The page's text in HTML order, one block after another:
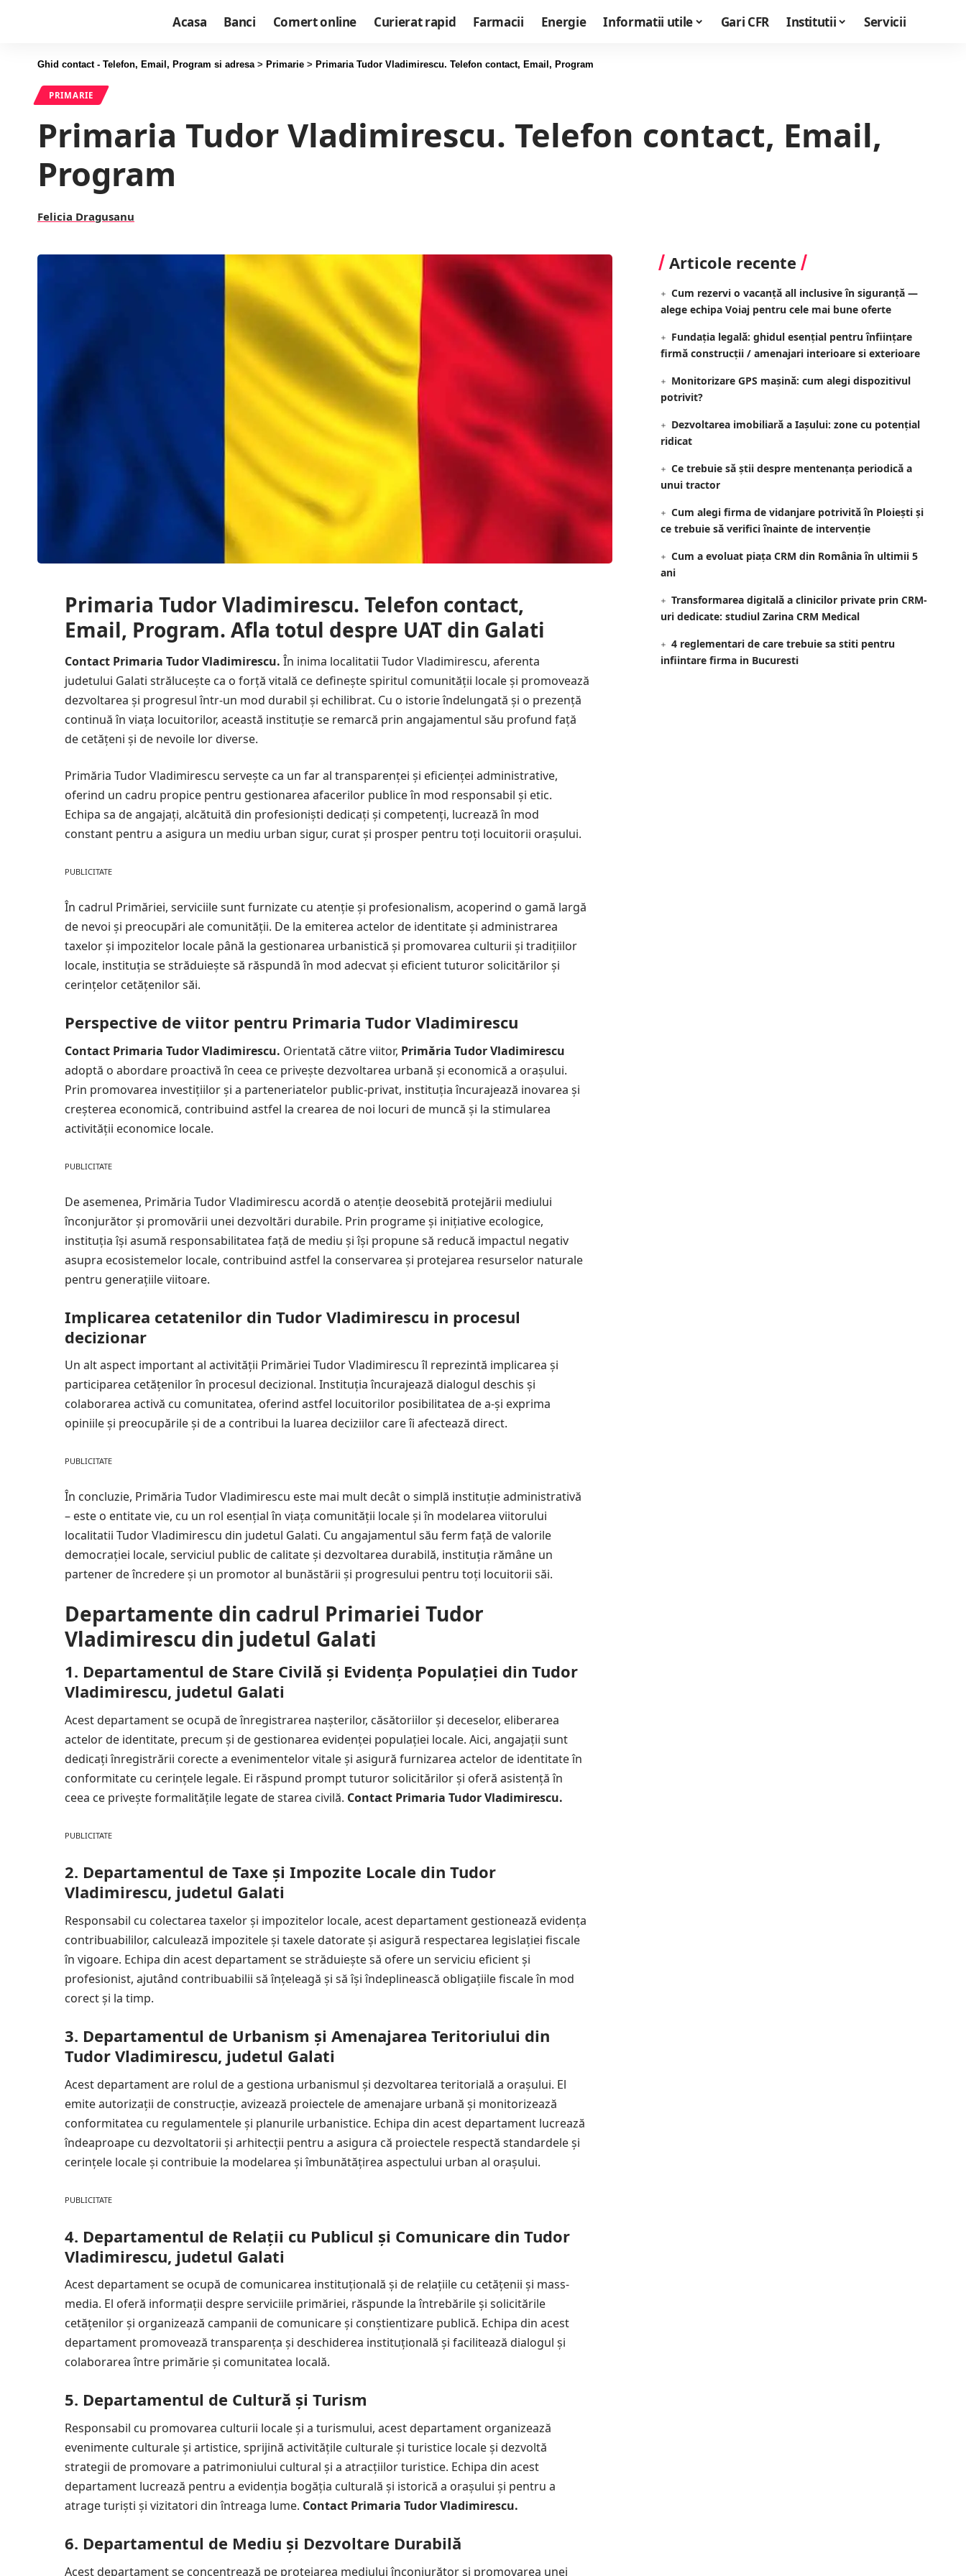
Acasa Banci Comert online Curierat rapid Farmacii Energie Informatii utile Gari CFR Institutii Servicii
Ghid contact - Telefon, Email, Program si adresa> Primarie > Primaria Tudor Vladimirescu. Telefon contact, Email, Program
PRIMARIE
Primaria Tudor Vladimirescu. Telefon contact, Email,
Program
Felicia Dragusanu
Primaria Tudor Vladimirescu. Telefon contact,
Email, Program. Afla totul despre UAT din Galati
Contact Primaria Tudor Vladimirescu. În inima localitatii Tudor Vladimirescu, aferenta
judetului Galati strălucește ca o forță vitală ce definește spiritul comunității locale și promovează
dezvoltarea și progresul într-un mod durabil și echilibrat. Cu o istorie îndelungată și o prezență
continuă în viața locuitorilor, această instituție se remarcă prin angajamentul său profund față
de cetățeni și de nevoile lor diverse.
Primăria Tudor Vladimirescu servește ca un far al transparenței și eficienței administrative,
oferind un cadru propice pentru gestionarea afacerilor publice în mod responsabil și etic.
Echipa sa de angajați, alcătuită din profesioniști dedicați și competenți, lucrează în mod
constant pentru a asigura un mediu urban sigur, curat și prosper pentru toți locuitorii orașului.
PUBLICITATE
În cadrul Primăriei, serviciile sunt furnizate cu atenție și profesionalism, acoperind o gamă largă
de nevoi și preocupări ale comunității. De la emiterea actelor de identitate și administrarea
taxelor și impozitelor locale până la gestionarea urbanistică și promovarea culturii și tradițiilor
locale, instituția se străduiește să răspundă în mod adecvat și eficient tuturor solicitărilor și
cerințelor cetățenilor săi.
Perspective de viitor pentru Primaria Tudor Vladimirescu
Contact Primaria Tudor Vladimirescu. Orientată către viitor, Primăria Tudor Vladimirescu
adoptă o abordare proactivă în ceea ce privește dezvoltarea urbană și economică a orașului.
Prin promovarea investițiilor și a parteneriatelor public-privat, instituția încurajează inovarea și
creșterea economică, contribuind astfel la crearea de noi locuri de muncă și la stimularea
activității economice locale.
PUBLICITATE
De asemenea, Primăria Tudor Vladimirescu acordă o atenție deosebită protejării mediului
înconjurător și promovării unei dezvoltări durabile. Prin programe și inițiative ecologice,
instituția își asumă responsabilitatea față de mediu și își propune să reducă impactul negativ
asupra ecosistemelor locale, contribuind astfel la conservarea și protejarea resurselor naturale
pentru generațiile viitoare.
Implicarea cetatenilor din Tudor Vladimirescu in procesul
decizionar
Un alt aspect important al activității Primăriei Tudor Vladimirescu îl reprezintă implicarea și
participarea cetățenilor în procesul decizional. Instituția încurajează dialogul deschis și
colaborarea activă cu comunitatea, oferind astfel locuitorilor posibilitatea de a-și exprima
opiniile și preocupările și de a contribui la luarea deciziilor care îi afectează direct.
PUBLICITATE
În concluzie, Primăria Tudor Vladimirescu este mai mult decât o simplă instituție administrativă
– este o entitate vie, cu un rol esențial în viața comunității locale și în modelarea viitorului
localitatii Tudor Vladimirescu din judetul Galati. Cu angajamentul său ferm față de valorile
democrației locale, serviciul public de calitate și dezvoltarea durabilă, instituția rămâne un
partener de încredere și un promotor al bunăstării și progresului pentru toți locuitorii săi.
Departamente din cadrul Primariei Tudor
Vladimirescu din judetul Galati
1. Departamentul de Stare Civilă și Evidența Populației din Tudor
Vladimirescu, judetul Galati
Acest departament se ocupă de înregistrarea nașterilor, căsătoriilor și deceselor, eliberarea
actelor de identitate, precum și de gestionarea evidenței populației locale. Aici, angajații sunt
dedicați înregistrării corecte a evenimentelor vitale și asigură furnizarea actelor de identitate în
conformitate cu cerințele legale. Ei răspund prompt tuturor solicitărilor și oferă asistență în
ceea ce privește formalitățile legate de starea civilă. Contact Primaria Tudor Vladimirescu.
PUBLICITATE
2. Departamentul de Taxe și Impozite Locale din Tudor
Vladimirescu, judetul Galati
Responsabil cu colectarea taxelor și impozitelor locale, acest departament gestionează evidența
contribuabililor, calculează impozitele și taxele datorate și asigură respectarea legislației fiscale
în vigoare. Echipa din acest departament se străduiește să ofere un serviciu eficient și
profesionist, ajutând contribuabilii să înțeleagă și să își îndeplinească obligațiile fiscale în mod
corect și la timp.
3. Departamentul de Urbanism și Amenajarea Teritoriului din
Tudor Vladimirescu, judetul Galati
Acest departament are rolul de a gestiona urbanismul și dezvoltarea teritorială a orașului. El
emite autorizații de construcție, avizează proiectele de amenajare urbană și monitorizează
conformitatea cu regulamentele și planurile urbanistice. Echipa din acest departament lucrează
îndeaproape cu dezvoltatorii și arhitecții pentru a asigura că proiectele respectă standardele și
cerințele locale și contribuie la modelarea și îmbunătățirea aspectului urban al orașului.
PUBLICITATE
4. Departamentul de Relații cu Publicul și Comunicare din Tudor
Vladimirescu, judetul Galati
Acest departament se ocupă de comunicarea instituțională și de relațiile cu cetățenii și mass-
media. El oferă informații despre serviciile primăriei, răspunde la întrebările și solicitările
cetățenilor și organizează campanii de comunicare și conștientizare publică. Echipa din acest
departament promovează transparența și deschiderea instituțională și facilitează dialogul și
colaborarea între primărie și comunitatea locală.
5. Departamentul de Cultură și Turism
Responsabil cu promovarea culturii locale și a turismului, acest departament organizează
evenimente culturale și artistice, sprijină activitățile culturale și turistice locale și dezvoltă
strategii de promovare a patrimoniului cultural și a atracțiilor turistice. Echipa din acest
departament lucrează pentru a evidenția bogăția culturală și istorică a orașului și pentru a
atrage turiști și vizitatori din întreaga lume. Contact Primaria Tudor Vladimirescu.
6. Departamentul de Mediu și Dezvoltare Durabilă
Acest departament se concentrează pe protejarea mediului înconjurător și promovarea unei
Articole recente
Cum rezervi o vacanță all inclusive în siguranță —
alege echipa Voiaj pentru cele mai bune oferte
Fundația legală: ghidul esențial pentru înființare
firmă construcții / amenajari interioare si exterioare
Monitorizare GPS mașină: cum alegi dispozitivul
potrivit?
Dezvoltarea imobiliară a Iașului: zone cu potențial
ridicat
Ce trebuie să știi despre mentenanța periodică a
unui tractor
Cum alegi firma de vidanjare potrivită în Ploiești și
ce trebuie să verifici înainte de intervenție
Cum a evoluat piața CRM din România în ultimii 5
ani
Transformarea digitală a clinicilor private prin CRM-
uri dedicate: studiul Zarina CRM Medical
4 reglementari de care trebuie sa stiti pentru
infiintare firma in Bucuresti